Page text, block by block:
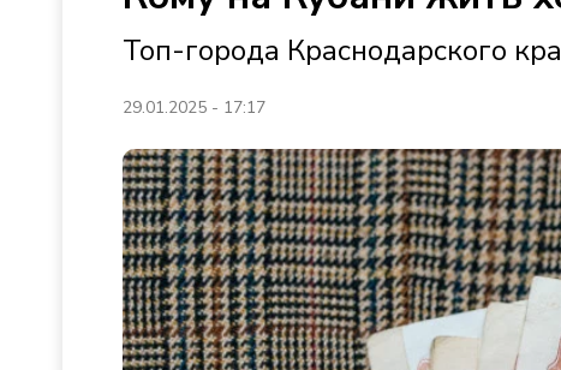
Топ-города Краснодарского
29.01.2025 - 17:17